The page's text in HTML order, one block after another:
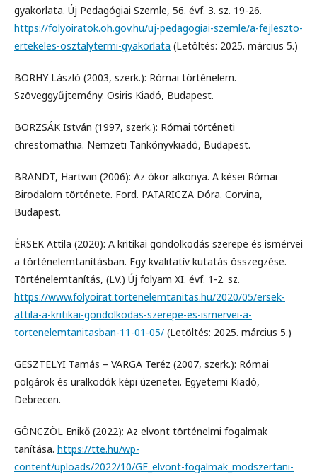
gyakorlata. Új Pedagógiai Szemle, 56. évf. 3. sz. 19-26.
https://folyoiratok.oh.gov.hu/uj-pedagogiai-szemle/a-fejleszto-
ertekeles-osztalytermi-gyakorlata (Letöltés: 2025. március 5.)
BORHY László (2003, szerk.): Római történelem.
Szöveggyűjtemény. Osiris Kiadó, Budapest.
BORZSÁK István (1997, szerk.): Római történeti
chrestomathia. Nemzeti Tankönyvkiadó, Budapest.
BRANDT, Hartwin (2006): Az ókor alkonya. A kései Római
Birodalom története. Ford. PATARICZA Dóra. Corvina,
Budapest.
ÉRSEK Attila (2020): A kritikai gondolkodás szerepe és ismérvei
a történelemtanításban. Egy kvalitatív kutatás összegzése.
Történelemtanítás, (LV.) Új folyam XI. évf. 1-2. sz.
https://www.folyoirat.tortenelemtanitas.hu/2020/05/ersek-
attila-a-kritikai-gondolkodas-szerepe-es-ismervei-a-
tortenelemtanitasban-11-01-05/ (Letöltés: 2025. március 5.)
GESZTELYI Tamás – VARGA Teréz (2007, szerk.): Római
polgárok és uralkodók képi üzenetei. Egyetemi Kiadó,
Debrecen.
GÖNCZÖL Enikő (2022): Az elvont történelmi fogalmak
tanítása. https://tte.hu/wp-
content/uploads/2022/10/GE_elvont-fogalmak_modszertani-